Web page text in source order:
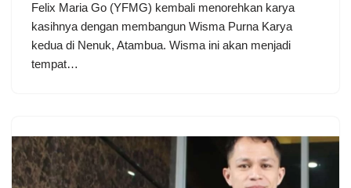
Felix Maria Go (YFMG) kembali menorehkan karya
kasihnya dengan membangun Wisma Purna Karya
kedua di Nenuk, Atambua. Wisma ini akan menjadi
tempat…